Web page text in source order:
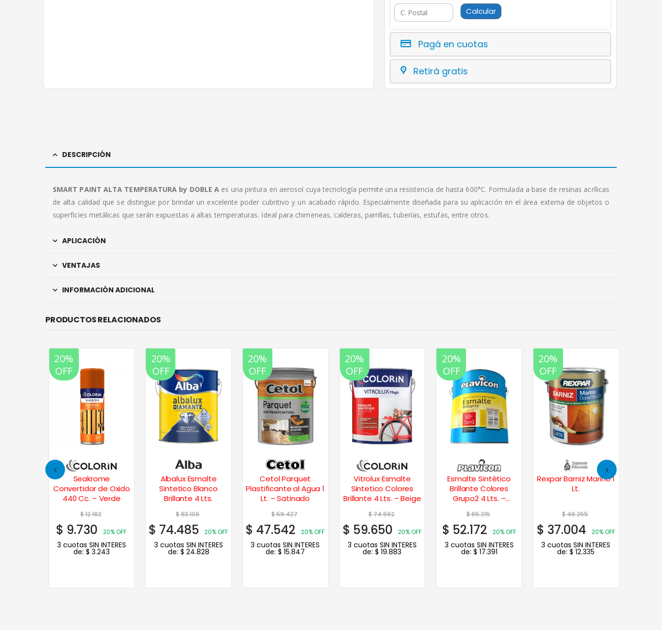
Calcular
Pagá en cuotas
Retirá gratis
DESCRIPCIÓN
SMART PAINT ALTA TEMPERATURA by DOBLE A es una pintura en aerosol cuya tecnología permite una resistencia de hasta 600°C. Formulada a base de resinas acrílicas
de alta calidad que se distingue por brindar un excelente poder cubritivo y un acabado rápido. Especialmente diseñada para su aplicación en el área externa de objetos o
superficies metálicas que serán expuestas a altas temperaturas. Ideal para chimeneas, calderas, parrillas, tuberías, estufas, entre otros.
APLICACIÓN
VENTAJAS
INFORMACIÓN ADICIONAL
PRODUCTOS RELACIONADOS
20%
OFF
Seakrome
Convertidor de Oxido
440 Cc. – Verde
$12.162
$ 9.730 20% OFF
3 cuotas SIN INTERES
de: $ 3.243
20%
OFF
Albalux Esmalte
Sintetico Blanco
Brillante 4 Lts.
$93.106
$ 74.485 20% OFF
3 cuotas SIN INTERES
de: $ 24.828
20%
OFF
Cetol Parquet
Plastificante al Agua 1
Lt. – Satinado
$59.427
$ 47.542 20% OFF
3 cuotas SIN INTERES
de:$ 15.847
20%
OFF
Vitrolux Esmalte
Sintetico Colores
Brillante 4 Lts. – Beige
$74.562
$ 59.650 20% OFF
3 cuotas SIN INTERES
de:$ 19.883
20%
OFF
Esmalte Sintético
Brillante Colores
Grupo2 4 Lts. –
$65.215
$ 52.172 20% OFF
3 cuotas SIN INTERES
de: $ 17.391
20%
OFF
Rexpar Barniz Marino 1
Lt.
$46.255
$ 37.004 20% OFF
3 cuotas SIN INTERES
de:$ 12.335